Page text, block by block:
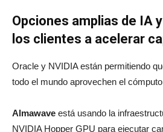
Opciones amplias de IA
los clientes a acelerar
Oracle y NVIDIA están permitiendo
todo el mundo aprovechen el
Almawave está usando la
NVIDIA Hopper GPU para ejecutar